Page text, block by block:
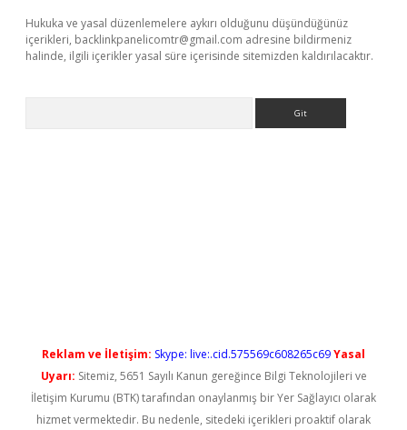
Hukuka ve yasal düzenlemelere aykırı olduğunu düşündüğünüz
içerikleri, backlinkpanelicomtr@gmail.com adresine bildirmeniz
halinde, ilgili içerikler yasal süre içerisinde sitemizden kaldırılacaktır.
Reklam ve İletişim: Skype: live:.cid.575569c608265c69Yasal
Uyarı: Sitemiz, 5651 Sayılı Kanun gereğince Bilgi Teknolojileri ve
İletişim Kurumu (BTK) tarafından onaylanmış bir Yer Sağlayıcı olarak
hizmet vermektedir. Bu nedenle, sitedeki içerikleri proaktif olarak